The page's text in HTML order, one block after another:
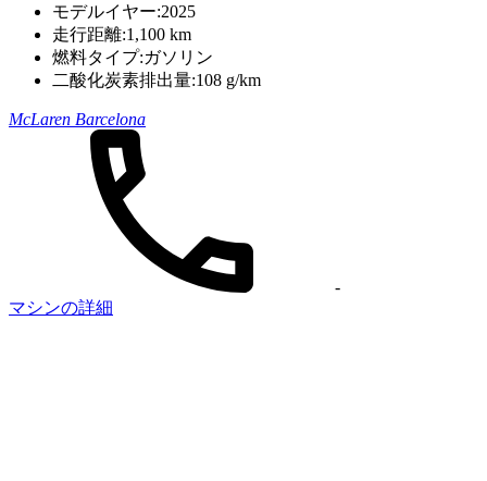
モデルイヤー:2025
走行距離:1,100 km
燃料タイプ:ガソリン
二酸化炭素排出量:108 g/km
McLaren Barcelona
-
マシンの詳細